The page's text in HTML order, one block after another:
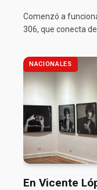
Comenzó a
306, que conecta
NACIONALES
En Vicente